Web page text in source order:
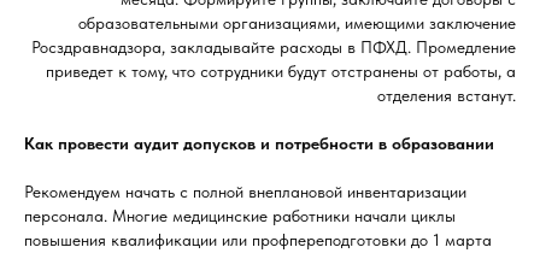
образовательными организациями, имеющими заключение
Росздравнадзора, закладывайте расходы в ПФХД. Промедление
приведет к тому, что сотрудники будут отстранены от работы, а
отделения встанут.
Как провести аудит допусков и потребности в образовании
Рекомендуем начать с полной внеплановой инвентаризации
персонала. Многие медицинские работники начали циклы
повышения квалификации или профпереподготовки до 1 марта